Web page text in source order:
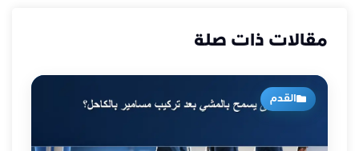
مقالات ذات صلة
القدم